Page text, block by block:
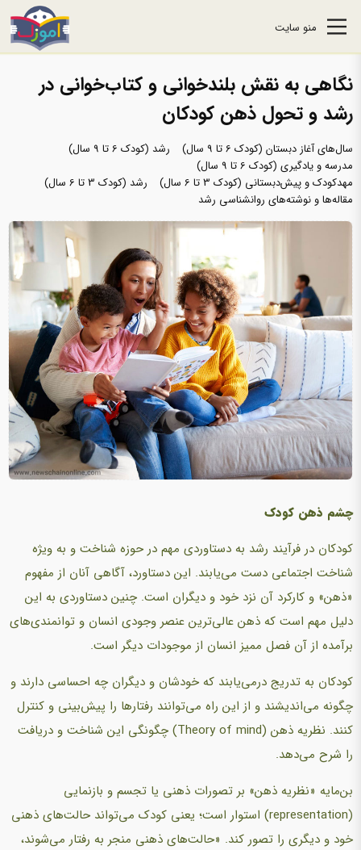
منو سایت
نگاهى به نقش بلندخوانى و كتاب‌خوانی در
رشد و تحول ذهن كودكان
سال‌های آغاز دبستان (کودک 6 تا 9 سال)
رشد (کودک 6 تا 9 سال)
مدرسه و یادگیری (کودک 6 تا 9 سال)
مهدکودک و پیش‌دبستانی (کودک 3 تا 6 سال)
رشد (کودک 3 تا 6 سال)
مقاله‌ها و نوشته‌های روانشناسی رشد
چشم ذهن كودك
کودکان در فرآیند رشد به دستاوردی مهم در حوزه شناخت و به ویژه
شناخت اجتماعی دست می‌یابند. این دستاورد، آگاهی آنان از مفهوم
«ذهن» و کارکرد آن نزد خود و دیگران است. چنین دستاوردی به این
دلیل مهم است که ذهن عالی‌ترین عنصر وجودی انسان و توانمندی‌های
برآمده از آن فصل ممیز انسان از موجودات دیگر است.
کودکان به تدریج درمی‌یابند که خودشان و دیگران چه احساسی دارند و
چگونه می‌اندیشند و از این راه می‌توانند رفتارها را پیش‌بینی و کنترل
کنند. نظریه ذهن (Theory of mind) چگونگی این شناخت و دریافت
را شرح می‌دهد.
بن‌مایه «نظریه ذهن» بر تصورات ذهنی یا تجسم و بازنمایی
(representation) استوار است؛ یعنی کودک می‌تواند حالت‌های ذهنی
خود و دیگری را تصور کند. «حالت‌های ذهنی منجر به رفتار می‌شوند،